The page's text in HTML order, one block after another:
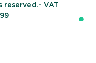
reserved.- VAT